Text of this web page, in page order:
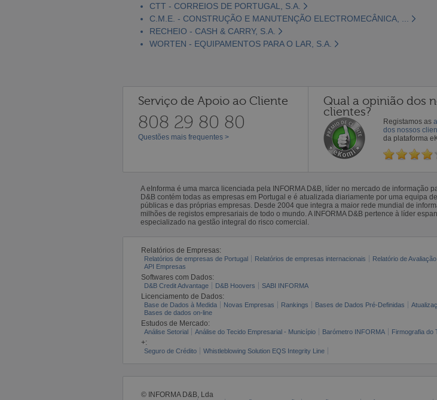
CTT - CORREIOS DE PORTUGAL, S.A.
C.M.E. - CONSTRUÇÃO E MANUTENÇÃO ELECTROMECÂNICA, ...
RECHEIO - CASH & CARRY, S.A.
WORTEN - EQUIPAMENTOS PARA O LAR, S.A.
Serviço de Apoio ao Cliente
808 29 80 80
Questões mais frequentes >
Qual a opinião dos
clientes?
Registamos as
dos nossos
da plataforma
A eInforma é uma marca licenciada pela INFORMA D&B, líder no mercado de informação
D&B contém todas as empresas em Portugal e é atualizada diariamente por uma equipa
públicas e das próprias empresas. Desde 2004 que integra a maior rede mundial de
milhões de registos empresariais de todo o mundo. A INFORMA D&B pertence à líder
especializado na gestão integral do risco comercial.
Relatórios de Empresas:
Relatórios de empresas de Portugal Relatórios de empresas internacionais Relatório de
API Empresas
Softwares com Dados:
D&B Credit Advantage D&B Hoovers SABI INFORMA
Licenciamento de Dados:
Base de Dados à Medida Novas Empresas Rankings Bases de Dados Pré-Definidas
Bases de dados on-line
Estudos de Mercado:
Análise Setorial Análise do Tecido Empresarial - Município Barómetro INFORMA Firmografia do
+:
Seguro de Crédito Whistleblowing Solution EQS Integrity Line
© INFORMA D&B, Lda